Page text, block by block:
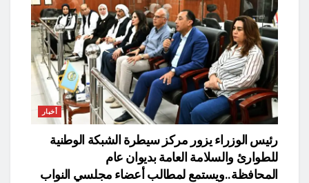
أخبار
رئيس الوزراء يزور مركز سيطرة الشبكة الوطنية
للطوارئ والسلامة العامة بديوان عام
المحافظة..ويستمع لمطالب أعضاء مجلسي النواب